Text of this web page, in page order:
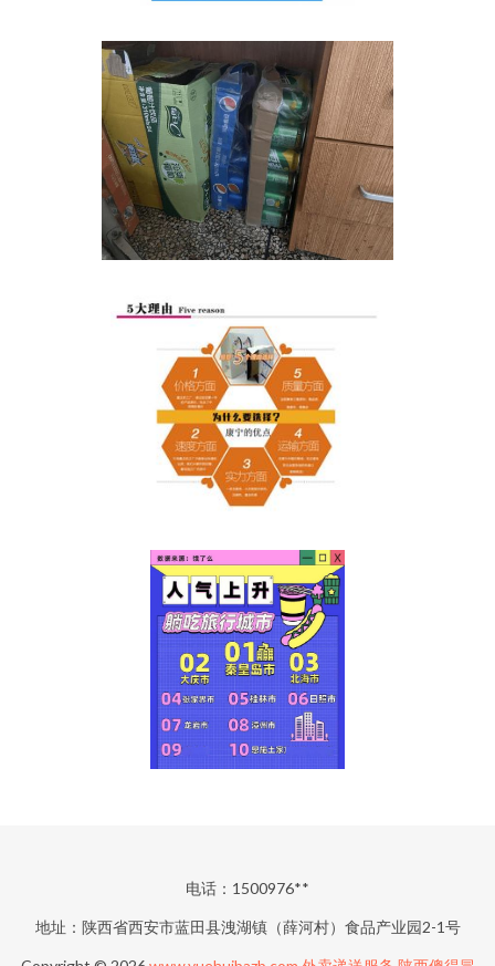
电话：1500976**
地址：陕西省西安市蓝田县洩湖镇（薛河村）食品产业园2-1号